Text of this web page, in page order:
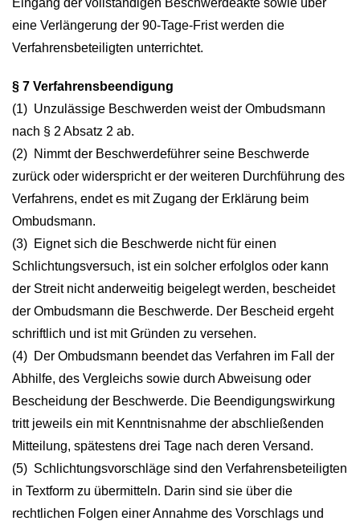
Eingang der vollständigen Beschwerdeakte sowie über
eine Verlängerung der 90-Tage-Frist werden die
Verfahrensbeteiligten unterrichtet.
§ 7 Verfahrensbeendigung
(1) Unzulässige Beschwerden weist der Ombudsmann
nach § 2 Absatz 2 ab.
(2) Nimmt der Beschwerdeführer seine Beschwerde
zurück oder widerspricht er der weiteren Durchführung des
Verfahrens, endet es mit Zugang der Erklärung beim
Ombudsmann.
(3) Eignet sich die Beschwerde nicht für einen
Schlichtungsversuch, ist ein solcher erfolglos oder kann
der Streit nicht anderweitig beigelegt werden, bescheidet
der Ombudsmann die Beschwerde. Der Bescheid ergeht
schriftlich und ist mit Gründen zu versehen.
(4) Der Ombudsmann beendet das Verfahren im Fall der
Abhilfe, des Vergleichs sowie durch Abweisung oder
Bescheidung der Beschwerde. Die Beendigungswirkung
tritt jeweils ein mit Kenntnisnahme der abschließenden
Mitteilung, spätestens drei Tage nach deren Versand.
(5) Schlichtungsvorschläge sind den Verfahrensbeteiligten
in Textform zu übermitteln. Darin sind sie über die
rechtlichen Folgen einer Annahme des Vorschlags und